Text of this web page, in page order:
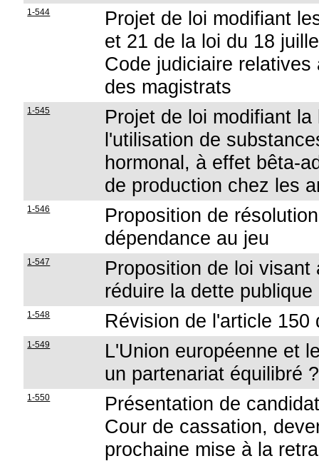
1-544
Projet de loi modifiant
et 21 de la loi du 18
Code judiciaire
des magistrats
1-545
Projet de loi modifiant
l'utilisation de
hormonal, à effet bêta-
de production chez les
1-546
Proposition de
dépendance au jeu
1-547
Proposition de loi
réduire la dette publique
1-548 Révision de l'article 150
1-549
L'Union européenne et
un partenariat équilibré ?
1-550
Présentation de
Cour de cassation,
prochaine mise à la